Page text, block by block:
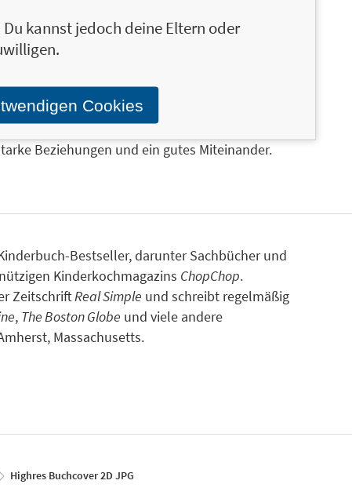
Kommentare reagiert,
regen zum Mitdenken an und laden dazu ein,
das Buch zu einem praktischen Begleiter, den
Beziehungen und ein gutes Miteinander.
Bestseller, darunter Sachbücher und
Kinderkochmagazins ChopChop.
ZeitschriftReal Simple und schreibt regelmäßig
, The Boston Globe und viele andere
Massachusetts.
Highres Buchcover 2D JPG
kannst jedoch deine Eltern oder
Cookies